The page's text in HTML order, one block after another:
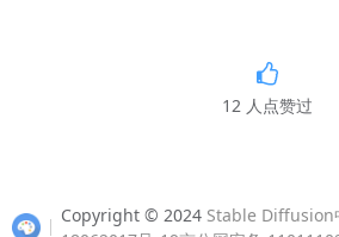
12 人点赞过
Copyright © 2024 Stable Diffusion